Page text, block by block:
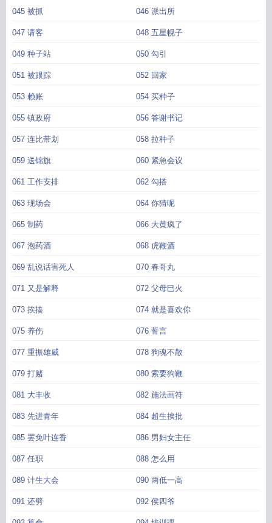
045 被抓 046 派出所
047 请客 048 五星幌子
049 种子站 050 勾引
051 被跟踪 052 回家
053 赖账 054 买种子
055 镇政府 056 答谢书记
057 连比带划 058 拉种子
059 送锦旗 060 紧急会议
061 工作安排 062 勾搭
063 现场会 064 你猜呢
065 制药 066 大黄疯了
067 泡药酒 068 虎鞭酒
069 乱说话害死人 070 春哥丸
071 又是解释 072 父母巳火
073 挨揍 074 就是喜欢你
075 养伤 076 誓言
077 重振雄威 078 狗魂不散
079 打赌 080 索要狗鞭
081 大丰收 082 施法画符
083 先进青年 084 超生挨批
085 罢免叶连香 086 男妇女主任
087 任职 088 怎么用
089 计生大会 090 两低一高
091 还劈 092 侯四爷